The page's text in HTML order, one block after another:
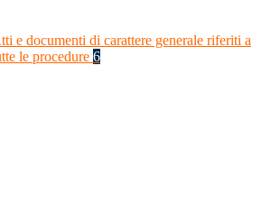
e documenti di carattere generale riferiti a
le procedure 6